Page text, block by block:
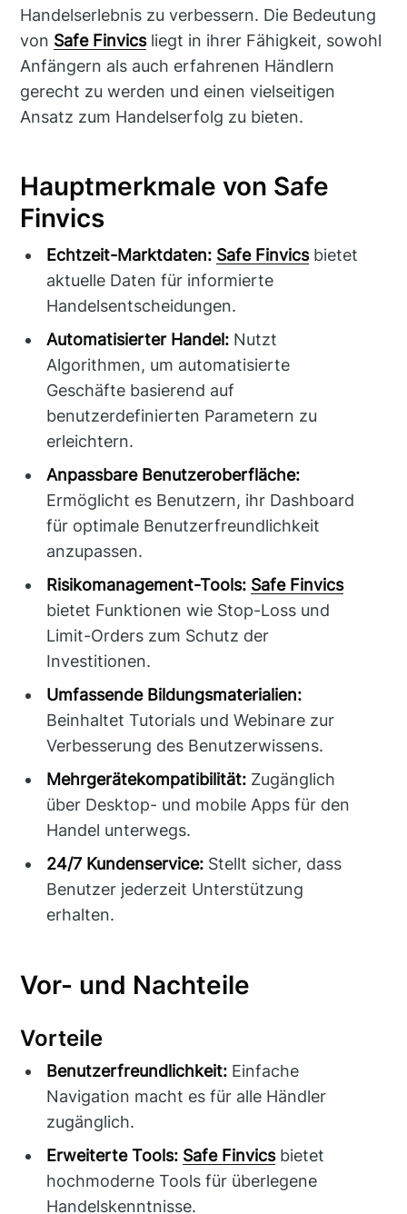
Handelserlebnis zu verbessern. Die Bedeutung
von Safe Finvicsliegt in ihrer Fähigkeit, sowohl
Anfängern als auch erfahrenen Händlern
gerecht zu werden und einen vielseitigen
Ansatz zum Handelserfolg zu bieten.
Hauptmerkmale von Safe
Finvics
Echtzeit-Marktdaten: Safe Finvicsbietet
aktuelle Daten für informierte
Handelsentscheidungen.
Automatisierter Handel: Nutzt
Algorithmen, um automatisierte
Geschäfte basierend auf
benutzerdefinierten Parametern zu
erleichtern.
Anpassbare Benutzeroberfläche:
Ermöglicht es Benutzern, ihr Dashboard
für optimale Benutzerfreundlichkeit
anzupassen.
Risikomanagement-Tools: Safe Finvics
bietet Funktionen wie Stop-Loss und
Limit-Orders zum Schutz der
Investitionen.
Umfassende Bildungsmaterialien:
Beinhaltet Tutorials und Webinare zur
Verbesserung des Benutzerwissens.
Mehrgerätekompatibilität: Zugänglich
über Desktop- und mobile Apps für den
Handel unterwegs.
24/7 Kundenservice: Stellt sicher, dass
Benutzer jederzeit Unterstützung
erhalten.
Vor- und Nachteile
Vorteile
Benutzerfreundlichkeit: Einfache
Navigation macht es für alle Händler
zugänglich.
Erweiterte Tools: Safe Finvicsbietet
hochmoderne Tools für überlegene
Handelskenntnisse.